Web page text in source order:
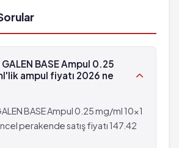
yapamama
miktarda idrar kalması
ait kan akımında azalma
üşüme
engellenmesi
sonucu keton cisimlerinin
ve yanma duyuları
reaksiyonu
artış
sıkışma hissi
BASE Ampul 0.25
ampul fiyatı 2026 ne
BASE Ampul 0.25 mg/ml 10x1
perakende satış fiyatı 147.42